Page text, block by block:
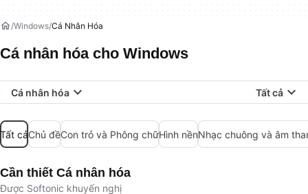
Windows Cá Nhân Hóa
Cá nhân hóa cho Windows
Cá nhân hóa Tất cả
Tất cảChủ đềCon trỏ và Phông chữHình nềnNhạc chuông và âm
Cần thiết Cá nhân hóa
Được Softonic khuyến nghị